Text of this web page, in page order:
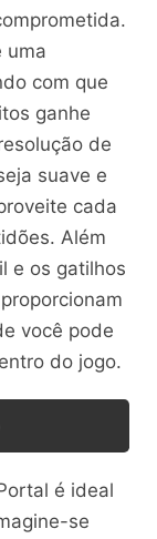
uma
com que
ganhe
de
suave e
cada
Além
e os gatilhos
você pode
do jogo.
é ideal
se